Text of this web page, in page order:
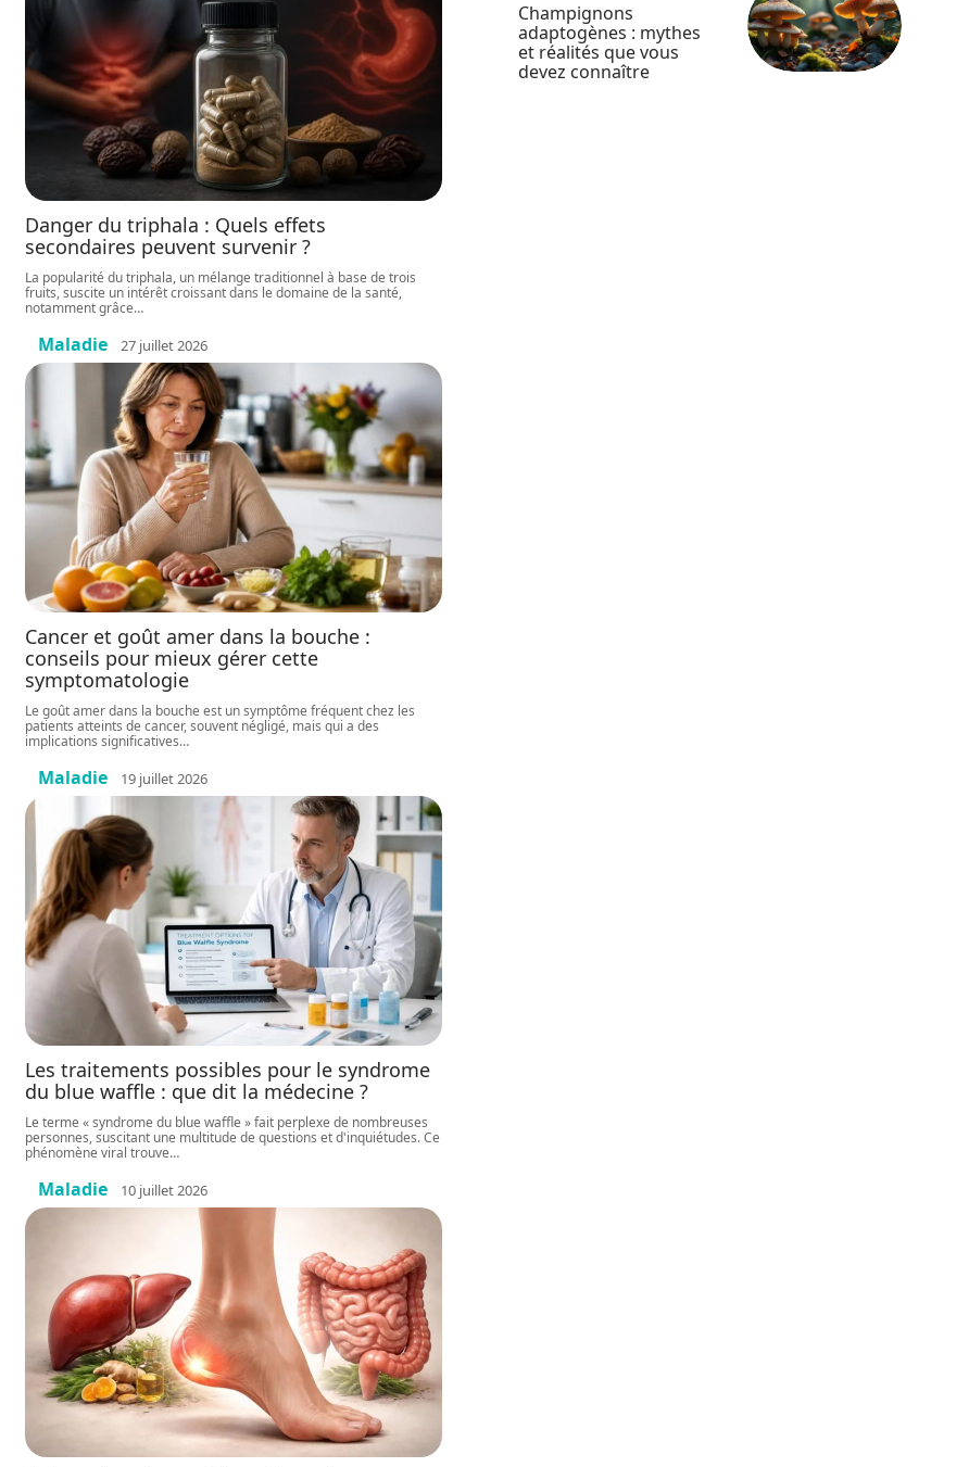
Danger du triphala : Quels effets
secondaires peuvent survenir ?
La popularité du triphala, un mélange traditionnel à base de trois
fruits, suscite un intérêt croissant dans le domaine de la santé,
notamment grâce…
Maladie 27 juillet 2026
Cancer et goût amer dans la bouche :
conseils pour mieux gérer cette
symptomatologie
Le goût amer dans la bouche est un symptôme fréquent chez les
patients atteints de cancer, souvent négligé, mais qui a des
implications significatives…
Maladie 19 juillet 2026
Les traitements possibles pour le syndrome
du blue waffle : que dit la médecine ?
Le terme « syndrome du blue waffle » fait perplexe de nombreuses
personnes, suscitant une multitude de questions et d'inquiétudes. Ce
phénomène viral trouve…
Maladie 10 juillet 2026
Champignons
adaptogènes : mythes
et réalités que vous
devez connaître